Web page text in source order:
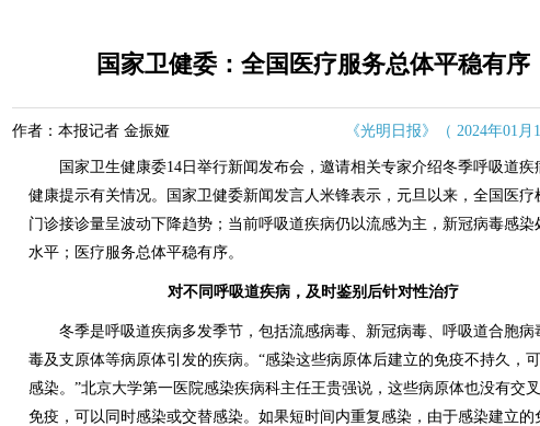
国家卫健委：全国医疗服务总体平稳有序
作者：本报记者 金振娅 《光明日报》（ 2024年01月
国家卫生健康委14日举行新闻发布会，邀请相关专家介绍冬季呼吸道疾
健康提示有关情况。国家卫健委新闻发言人米锋表示，元旦以来，全国医疗
门诊接诊量呈波动下降趋势；当前呼吸道疾病仍以流感为主，新冠病毒感染
水平；医疗服务总体平稳有序。
对不同呼吸道疾病，及时鉴别后针对性治疗
冬季是呼吸道疾病多发季节，包括流感病毒、新冠病毒、呼吸道合胞病
毒及支原体等病原体引发的疾病。“感染这些病原体后建立的免疫不持久，
感染。”北京大学第一医院感染疾病科主任王贵强说，这些病原体也没有交
免疫，可以同时感染或交替感染。如果短时间内重复感染，由于感染建立的